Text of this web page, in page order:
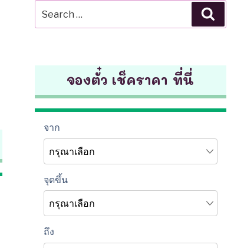
for:
จองตั๋ว เช็คราคา ที่นี่